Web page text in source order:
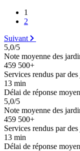
1
2
Suivant
5,0/5
Note moyenne des
459 500+
Services rendus par
13 min
Délai de réponse
5,0/5
Note moyenne des
459 500+
Services rendus par
13 min
Délai de réponse